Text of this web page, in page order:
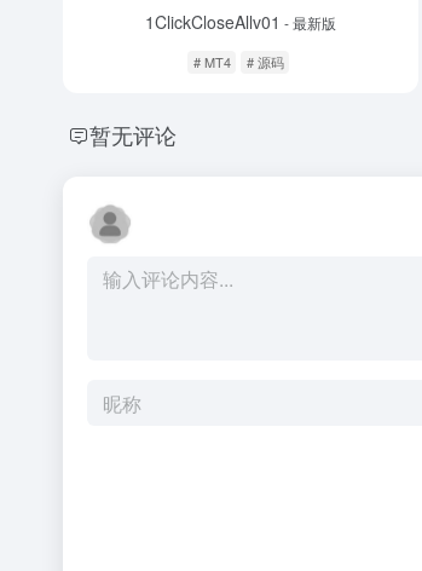
1ClickCloseAllv01 - 最新版
# MT4 # 源码
暂无评论